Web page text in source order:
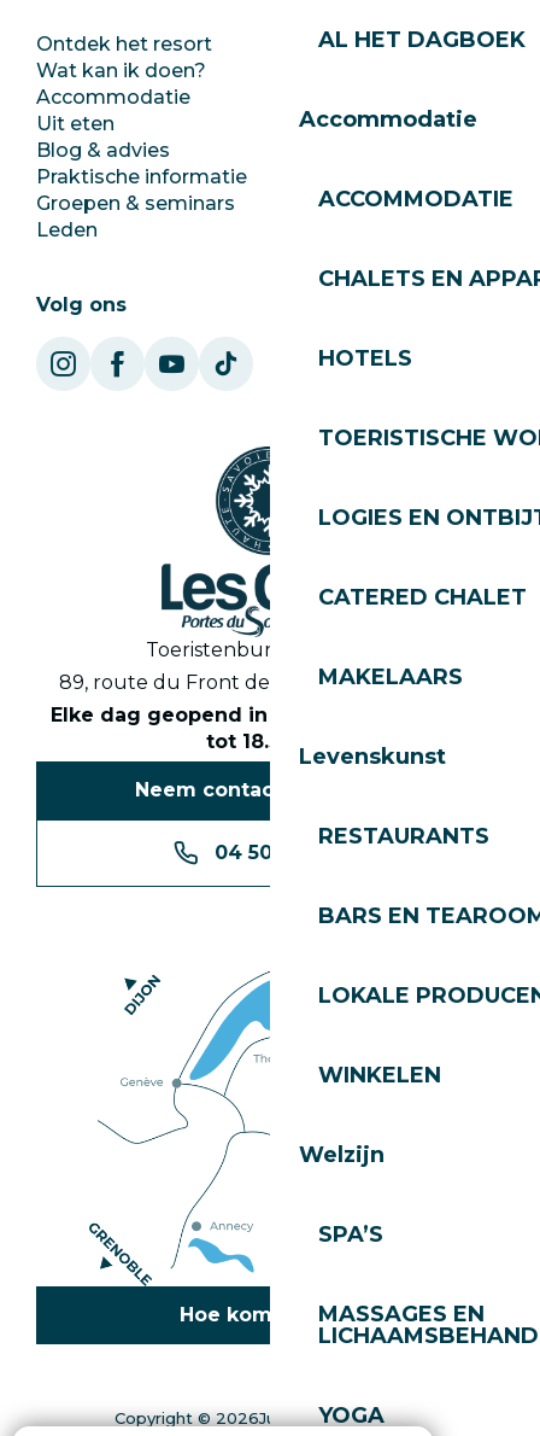
AL HET DAGBOEK
Accommodatie
ACCOMMODATIE
CHALETS EN
HOTELS
TOERISTISCHE
LOGIES EN
CATERED CHALET
MAKELAARS
Levenskunst
RESTAURANTS
BARS EN
LOKALE
WINKELEN
Welzijn
SPA’S
MASSAGES EN
YOGA
Ontdek het resort
Wat kan ik doen?
Accommodatie
Uit eten
Blog & advies
Praktische informatie
Groepen & seminars
Leden
Perszaal
Jobs
SoleGets
Volg ons
Toeristenbureau Les Gets
89, route du Front de Neige 74260 Les Gets
Elke dag geopend in het seizoen van 8.30
tot 18.30 uur
Neem contact met ons op
04 50 74 74 74
Hoe kom ik daar?
Copyright © 2026Juridische informatie